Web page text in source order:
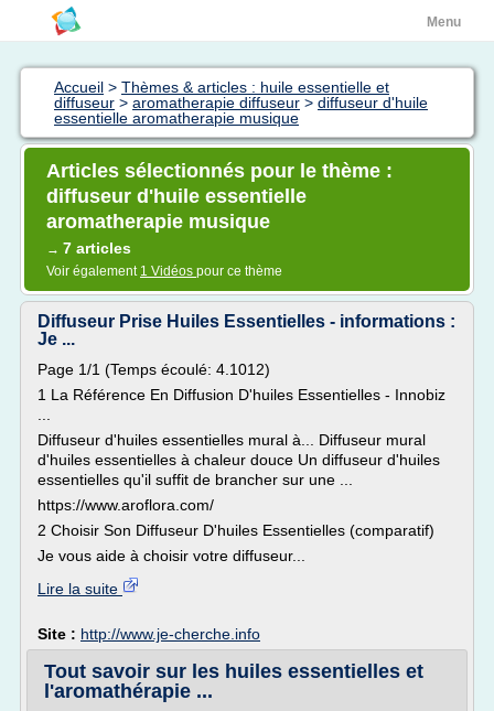
Menu
Accueil > Thèmes & articles : huile essentielle et
diffuseur > aromatherapie diffuseur > diffuseur d'huile
essentielle aromatherapie musique
Articles sélectionnés pour le thème :
diffuseur d'huile essentielle
aromatherapie musique
→ 7 articles
Voir également 1 Vidéos pour ce thème
Diffuseur Prise Huiles Essentielles - informations :
Je ...
Page 1/1 (Temps écoulé: 4.1012)
1 La Référence En Diffusion D'huiles Essentielles - Innobiz
Diffuseur d'huiles essentielles mural à... Diffuseur mural
d'huiles essentielles à chaleur douce Un diffuseur d'huiles
essentielles qu'il suffit de brancher sur une ...
https://www.aroflora.com/
2 Choisir Son Diffuseur D'huiles Essentielles (comparatif)
Je vous aide à choisir votre diffuseur...
Lire la suite
Site : http://www.je-cherche.info
Tout savoir sur les huiles essentielles et
l'aromathérapie ...